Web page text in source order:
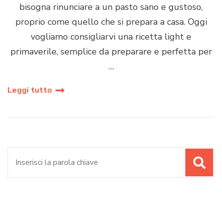
bisogna rinunciare a un pasto sano e gustoso,
proprio come quello che si prepara a casa. Oggi
vogliamo consigliarvi una ricetta light e
primaverile, semplice da preparare e perfetta per
…
Leggi tutto